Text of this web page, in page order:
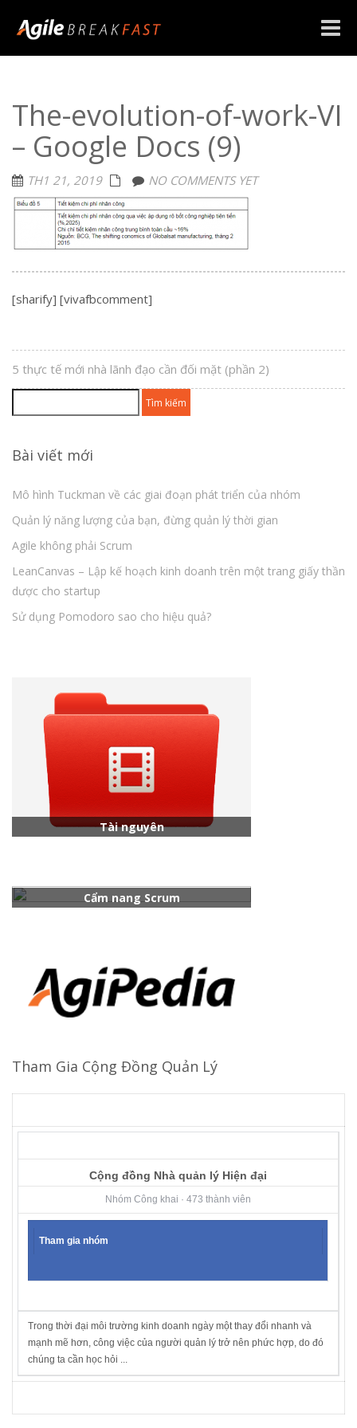
Toggle
The-evolution-of-work-VI
– Google Docs (9)
TH1 21, 2019 NO COMMENTS YET
[sharify] [vivafbcomment]
5 thực tế mới nhà lãnh đạo cần đối mặt (phần 2)
kiếm
Bài viết mới
Mô hình Tuckman về các giai đoạn phát triển của nhóm
Quản lý năng lượng của bạn, đừng quản lý thời gian
Agile không phải Scrum
LeanCanvas – Lập kế hoạch kinh doanh trên một trang giấy thần
dược cho startup
Sử dụng Pomodoro sao cho hiệu quả?
Tài nguyên
Cẩm nang Scrum
Tham Gia Cộng Đồng Quản Lý
Cộng đồng Nhà quản lý Hiện đại
Nhóm Công khai · 473 thành viên
Tham gia nhóm
Trong thời đại môi trường kinh doanh ngày một thay đổi nhanh và
mạnh mẽ hơn, công việc của người quản lý trở nên phức hợp, do đó
chúng ta cần học hỏi ...